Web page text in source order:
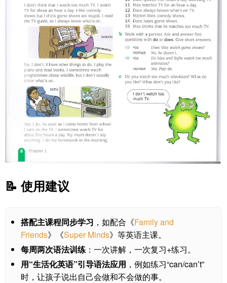
📝 使用建议
搭配主课程同步学习 ，如配合《Family and
Friends》《Super Minds》等英语主课。
每周两次语法训练 ：一次讲解，一次复习+练习。
用“生活化英语”引导语法应用 ，例如练习“can/can’t”
时，让孩子说出自己会做和不会做的事。